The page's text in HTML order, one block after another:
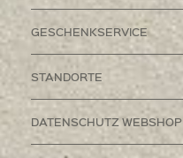
GESCHENKSERVICE
STANDORTE
DATENSCHUTZ WEBSHOP